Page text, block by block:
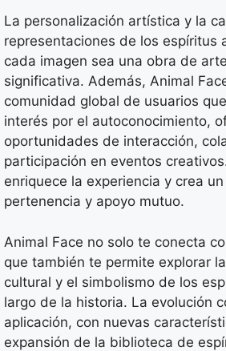
La personalización artística y la
representaciones de los espíritus
cada imagen sea una obra de
significativa. Además, Animal
comunidad global de usuarios
interés por el autoconocimiento,
oportunidades de interacción,
participación en eventos
enriquece la experiencia y crea
pertenencia y apoyo mutuo.
Animal Face no solo te conecta
que también te permite explorar
cultural y el simbolismo de los
largo de la historia. La evolución
aplicación, con nuevas
expansión de la biblioteca de